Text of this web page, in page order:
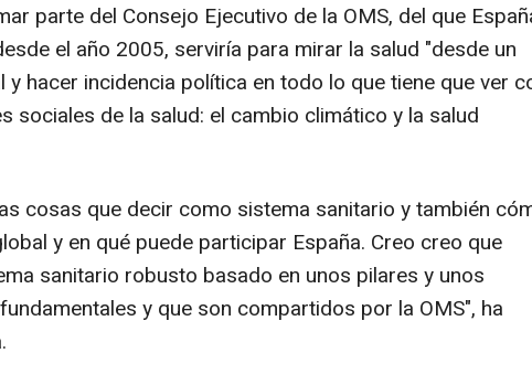
parte del Consejo Ejecutivo de la OMS, del que
el año 2005, serviría para mirar la salud "desde un
y hacer incidencia política en todo lo que tiene que ver
sociales de la salud: el cambio climático y la salud
cosas que decir como sistema sanitario y también
y en qué puede participar España. Creo creo que
sanitario robusto basado en unos pilares y unos
y que son compartidos por la OMS", ha